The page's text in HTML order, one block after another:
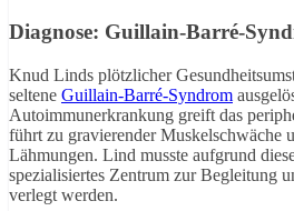
Diagnose: Guillain-Barré-
Knud Linds plötzlicher
seltene Guillain-Barré-Syndrom
Autoimmunerkrankung greift das
führt zu gravierender Muskelschwäche
Lähmungen. Lind musste aufgrund
spezialisiertes Zentrum zur Begleitung
verlegt werden.